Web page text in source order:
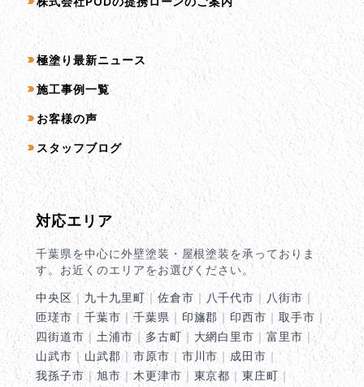
コンテンツ一覧
極塗り最新ニュース
施工事例一覧
お客様の声
スタッフブログ
対応エリア
千葉県を中心に外壁塗装・屋根塗装を承っておりま
す。お近くのエリアをお選びください。
中央区｜九十九里町｜ 佐倉市 ｜ 八千代市 ｜ 八街市 ｜
匝瑳市 ｜千葉市 ｜千葉県｜ 印旛郡 ｜ 印西市 ｜取手市 ｜
四街道市 ｜ 土浦市｜多古町 ｜ 大網白里市 ｜富里市 ｜
山武市 ｜ 山武郡｜市原市｜ 市川市 ｜ 成田市 ｜
我孫子市｜旭市｜ 木更津市 ｜ 東京都 ｜東庄町｜